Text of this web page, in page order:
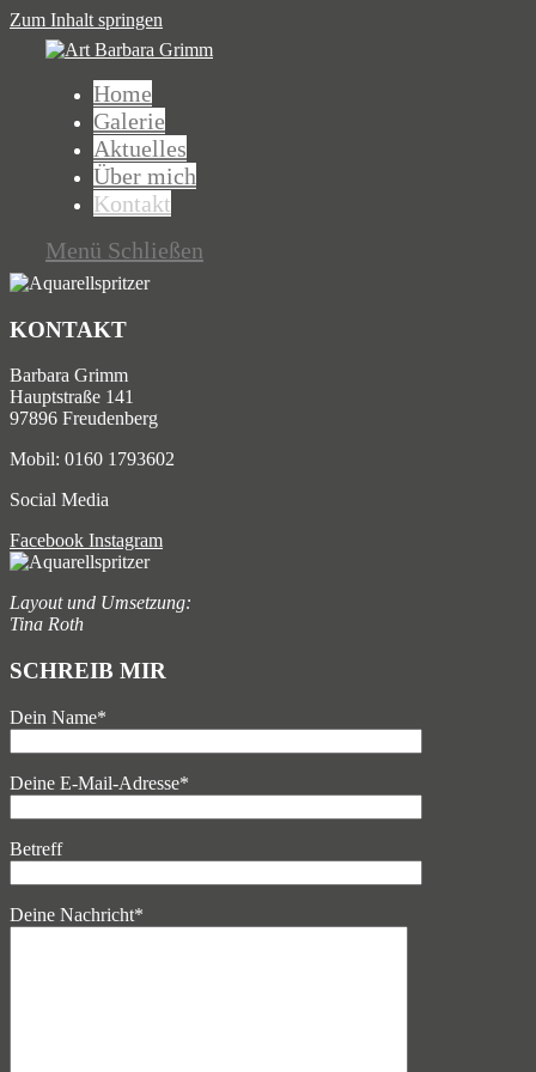
Zum Inhalt springen
Home
Galerie
Aktuelles
Über mich
Kontakt
Menü Schließen
KONTAKT
Barbara Grimm
Hauptstraße 141
97896 Freudenberg
Mobil: 0160 1793602
Social Media
Facebook Instagram
Layout und Umsetzung:
Tina Roth
SCHREIB MIR
Dein Name*
Deine E-Mail-Adresse*
Betreff
Deine Nachricht*